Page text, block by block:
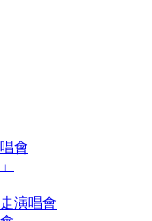
會
演唱會